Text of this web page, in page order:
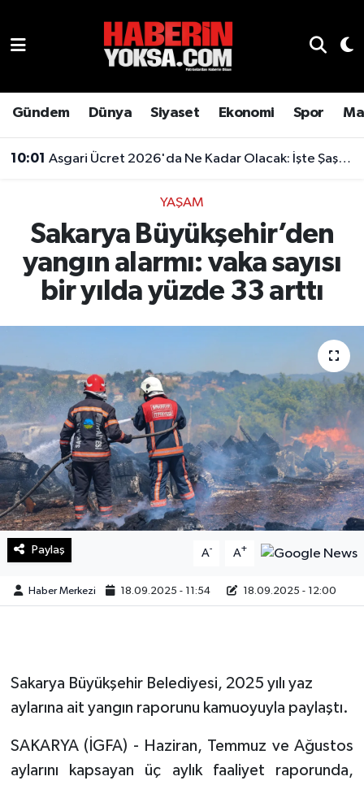
Gündem Dünya Siyaset Ekonomi Spor
10:01 Asgari Ücret 2026'da Ne Kadar Olacak: İşte Şaşırtan Rakam
YAŞAM
Sakarya Büyükşehir’den
yangın alarmı: vaka sayısı
bir yılda yüzde 33 arttı
Paylaş A- A+
Haber Merkezi 18.09.2025 - 11:54 18.09.2025 - 12:00
Sakarya Büyükşehir Belediyesi, 2025 yılı yaz
aylarına ait yangın raporunu kamuoyuyla paylaştı.
SAKARYA (İGFA) - Haziran, Temmuz ve Ağustos
aylarını kapsayan üç aylık faaliyet raporunda,
Genel
Gündem
Sağlık
Teknoloji
Yaşam
Hava Durumu
Son Dakika Haberleri
Haber Arşivi